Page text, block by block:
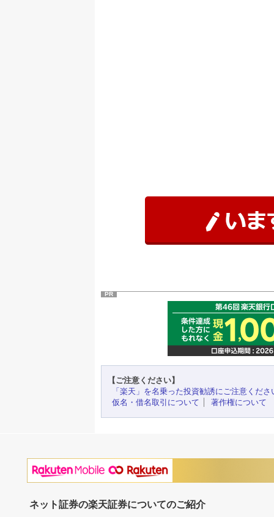
PR
【ご注意ください】
「楽天」を名乗った投資勧誘にご注意くださ
仮名・借名取引について
著作権について
ネット証券の楽天証券についてのご紹介